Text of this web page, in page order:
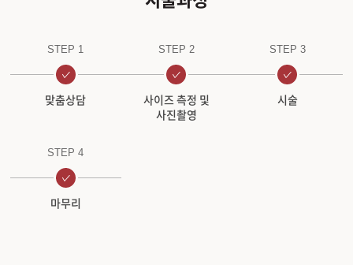
STEP 1
맞춤상담
STEP 2
사이즈 측정 및
사진촬영
STEP 3
시술
STEP 4
마무리